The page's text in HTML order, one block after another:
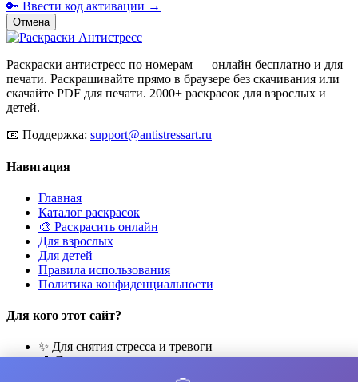
🔑 Ввести код активации →
Отмена
Раскраски антистресс по номерам — онлайн бесплатно и для
печати. Раскрашивайте прямо в браузере без скачивания или
скачайте PDF для печати. 2000+ раскрасок для взрослых и
детей.
📧 Поддержка: support@antistressart.ru
Навигация
Главная
Каталог раскрасок
🎨 Раскрасить онлайн
Для взрослых
Для детей
Правила использования
Политика конфиденциальности
Для кого этот сайт?
✨ Для снятия стресса и тревоги
🎨 Для развития креативности
🧘 Для медитации и расслабления